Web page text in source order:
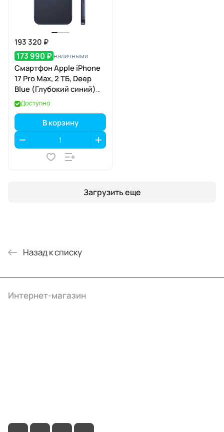
193 320 ₽
173 990 ₽ наличными
Смартфон Apple iPhone
17 Pro Max, 2 ТБ, Deep
Blue (Глубокий синий)
SIM+eSIM
Доступно
В корзину
Загрузить еще
Назад к списку
Интернет-магазин